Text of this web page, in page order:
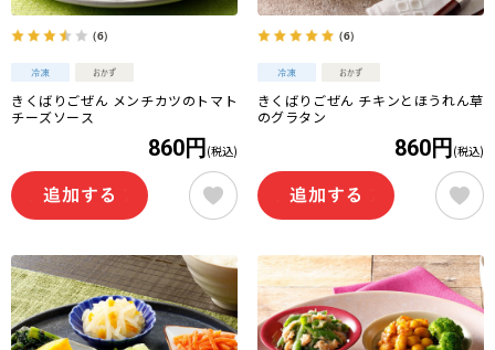
（6）
きくばりごぜん メンチカツのトマト
チーズソース
860円 (税込)
（6）
きくばりごぜん チキンとほうれん草
のグラタン
860円 (税込)